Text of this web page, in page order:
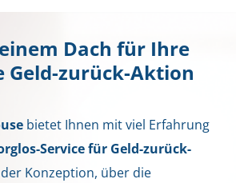
Dach für Ihre
Geld-zurück-Aktion
bietet Ihnen mit viel Erfahrung
Service für Geld-zurück-
Konzeption, über die